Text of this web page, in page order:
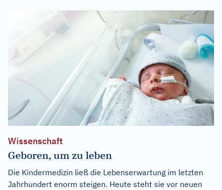
Wissenschaft
Geboren, um zu leben
Die Kindermedizin ließ die Lebenserwartung im letzten
Jahrhundert enorm steigen. Heute steht sie vor neuen